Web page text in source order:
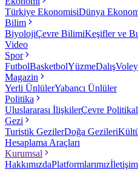
Türkiye EkonomisiDünya
Bilim
BiyolojiÇevre BilimiKeşifler ve
Video
Spor
FutbolBasketbolYüzmeDalış
Magazin
Yerli ÜnlülerYabancı Ünlüler
Politika
Uluslararası İlişkilerÇevre
Gezi
Turistik GezilerDoğa Gezileri
Hesaplama Araçları
Kurumsal
HakkımızdaPlatformlarımızİletişim